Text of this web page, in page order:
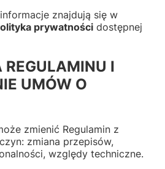
znajdują się w
prywatności dostępnej
I
UMÓW O
zmienić Regulamin z
zmiana przepisów,
względy techniczne.